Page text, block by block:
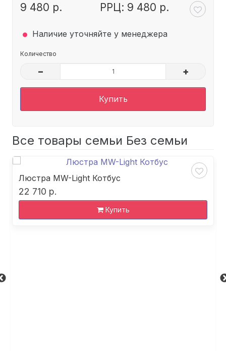
9 480 р. РРЦ: 9 480 р.
. Наличие уточняйте у менеджера
Количество
– +
Купить
Все товары семьи Без семьи
Люстра MW-Light Котбус
22 710 р.
Купить